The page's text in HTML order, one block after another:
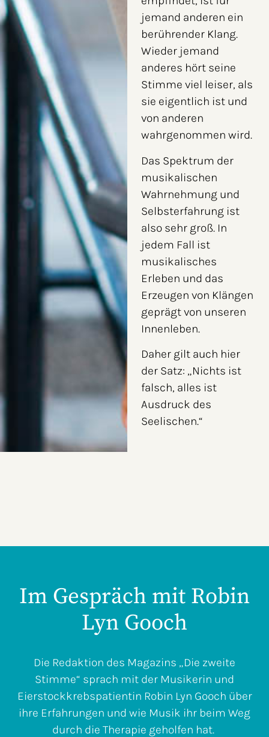
jemand anderen ein
berührender Klang.
Wieder jemand
anderes hört seine
Stimme viel leiser, als
sie eigentlich ist und
von anderen
wahrgenommen wird.
Das Spektrum der
musikalischen
Wahrnehmung und
Selbsterfahrung ist
also sehr groß. In
jedem Fall ist
musikalisches
Erleben und das
Erzeugen von Klängen
geprägt von unseren
Innenleben.
Daher gilt auch hier
der Satz: „Nichts ist
falsch, alles ist
Ausdruck des
Seelischen.“
Im Gespräch mit Robin
Lyn Gooch
Die Redaktion des Magazins „Die zweite
Stimme“ sprach mit der Musikerin und
Eierstockkrebspatientin Robin Lyn Gooch über
ihre Erfahrungen und wie Musik ihr beim Weg
durch die Therapie geholfen hat.